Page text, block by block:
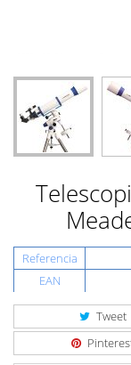
Referencia
EAN
Tweet